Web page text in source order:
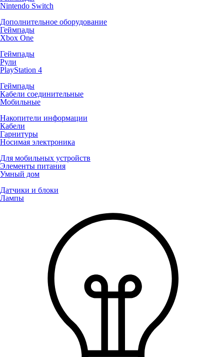
Nintendo Switch
Дополнительное оборудование
Геймпады
Xbox One
Геймпады
Рули
PlayStation 4
Геймпады
Кабели соединительные
Мобильные
Накопители информации
Кабели
Гарнитуры
Носимая электроника
Для мобильных устройств
Элементы питания
Умный дом
Датчики и блоки
Лампы